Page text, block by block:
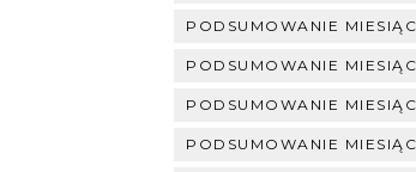
PODSUMOWANIE
PODSUMOWANIE
PODSUMOWANIE
PODSUMOWANIE